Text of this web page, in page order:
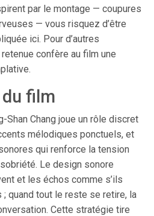
par le montage — coupures
— vous risquez d’être
ici. Pour d’autres
confère au film une
du film
Shan Chang joue un rôle discret
mélodiques ponctuels, et
qui renforce la tension
Le design sonore
et les échos comme s’ils
quand tout le reste se retire, la
Cette stratégie tire